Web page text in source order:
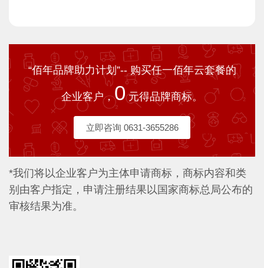
“佰年品牌助力计划”-- 购买任一佰年云套餐的
企业客户，0元得品牌商标。
立即咨询 0631-3655286
*我们将以企业客户为主体申请商标，商标内容和类
别由客户指定，申请注册结果以国家商标总局公布的
审核结果为准。